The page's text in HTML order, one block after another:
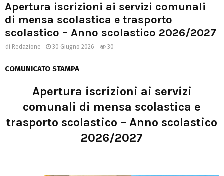
Apertura iscrizioni ai servizi comunali
di mensa scolastica e trasporto
scolastico – Anno scolastico 2026/2027
di Redazione 30 Giugno 2026 30
COMUNICATO STAMPA
Apertura iscrizioni ai servizi
comunali di mensa scolastica e
trasporto scolastico – Anno scolastico
2026/2027